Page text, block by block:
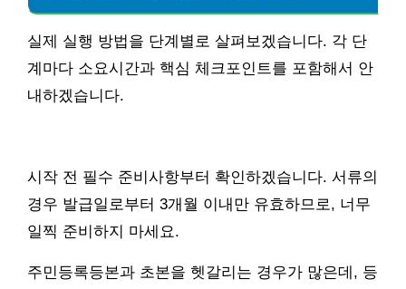
실제 실행 방법을 단계별로 살펴보겠습니다. 각 단
계마다 소요시간과 핵심 체크포인트를 포함해서 안
내하겠습니다.
시작 전 필수 준비사항부터 확인하겠습니다. 서류의
경우 발급일로부터 3개월 이내만 유효하므로, 너무
일찍 준비하지 마세요.
주민등록등본과 초본을 헷갈리는 경우가 많은데, 등